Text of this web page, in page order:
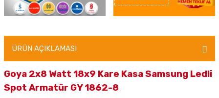
ÜRÜN AÇIKLAMASI
Goya 2x8 Watt 18x9 Kare Kasa Samsung Ledli
Spot Armatür GY 1862-8